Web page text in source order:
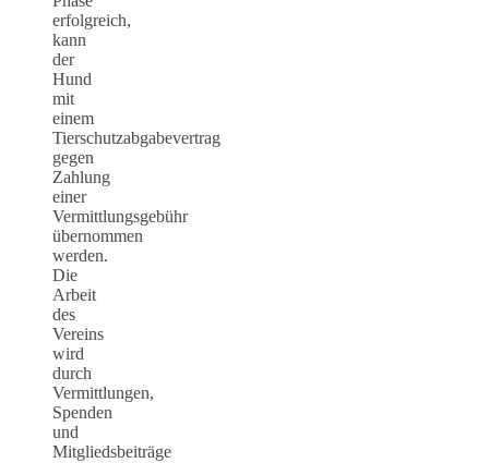
erfolgreich,
kann
der
Hund
mit
einem
Tierschutzabgabevertrag
gegen
Zahlung
einer
Vermittlungsgebühr
übernommen
werden.
Die
Arbeit
des
Vereins
wird
durch
Vermittlungen,
Spenden
und
Mitgliedsbeiträge